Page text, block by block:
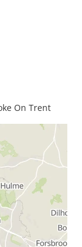
On Trent